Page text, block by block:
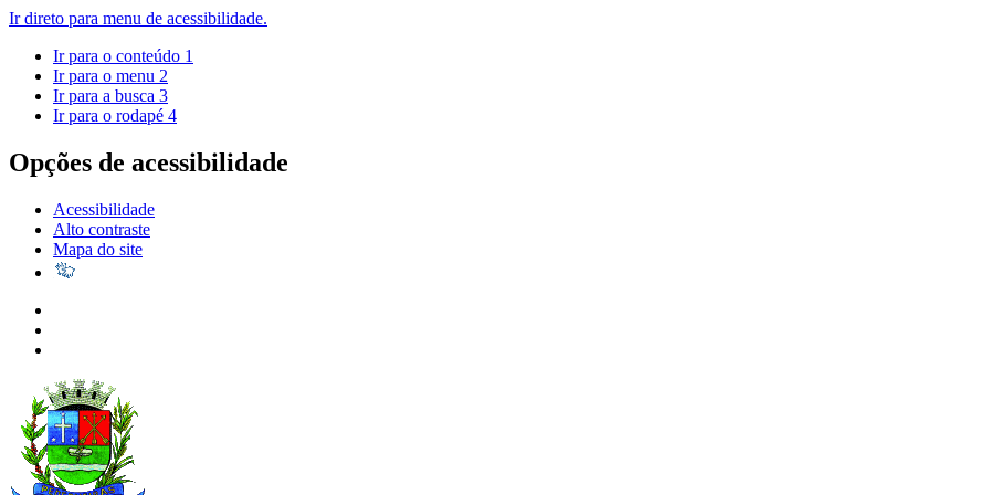
Ir direto para menu de acessibilidade.
Ir para o conteúdo 1
Ir para o menu 2
Ir para a busca 3
Ir para o rodapé 4
Opções de acessibilidade
Acessibilidade
Alto contraste
Mapa do site